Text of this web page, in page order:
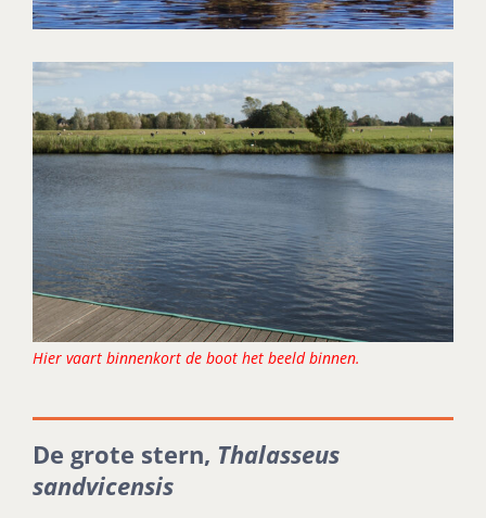
Hier vaart binnenkort de boot het beeld binnen.
De grote stern, Thalasseus
sandvicensis